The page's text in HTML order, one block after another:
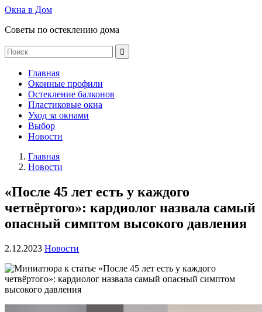
Окна в Дом
Советы по остеклению дома
Главная
Оконные профили
Остекление балконов
Пластиковые окна
Уход за окнами
Выбор
Новости
Главная
Новости
«После 45 лет есть у каждого
четвёртого»: кардиолог назвала самый
опасный симптом высокого давления
2.12.2023 Новости